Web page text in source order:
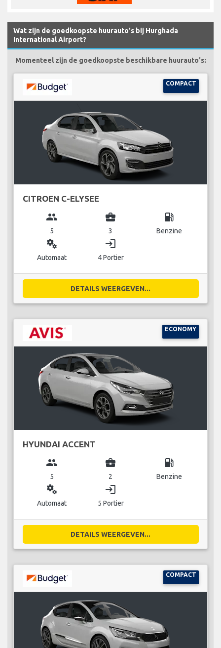
Wat zijn de goedkoopste huurauto's bij Hurghada
International Airport?
Momenteel zijn de goedkoopste beschikbare huurauto's:
COMPACT
CITROEN C-ELYSEE
group
5
business_center
3
local_gas_station
Benzine
miscellaneous_services
Automaat
login
4 Portier
DETAILS WEERGEVEN...
ECONOMY
HYUNDAI ACCENT
group
5
business_center
2
local_gas_station
Benzine
miscellaneous_services
Automaat
login
5 Portier
DETAILS WEERGEVEN...
COMPACT